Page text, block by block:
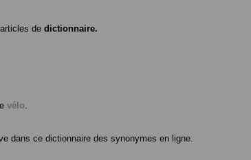
de dictionnaire.
vélo
dans ce dictionnaire des synonymes en ligne.